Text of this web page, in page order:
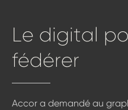
Le digital
fédérer
Accor a demandé au